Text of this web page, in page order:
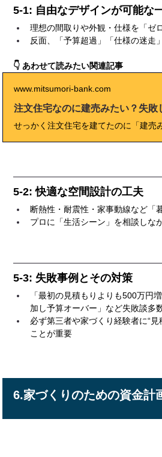
5-1: 自由なデザインが可能な
理想の間取りや外観・仕様を「ゼ
反面、「予算超過」「仕様の迷走
👇 あわせて読みたい関連記事
www.mitsumori-bank.com
5-2: 快適な空間設計の工夫
断熱性・耐震性・家事動線など「
プロに「生活シーン」を相談しな
5-3: 失敗事例とその対策
「最初の見積もりよりも500万円
加し予算オーバー」など失敗談多
必ず第三者や家づくり経験者に“見
ことが重要
6.家づくりのための資金計